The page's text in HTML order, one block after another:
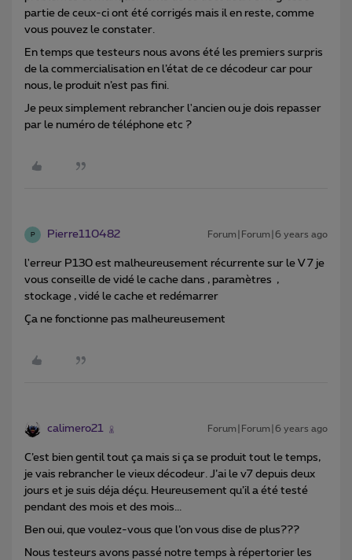
partie de ceux-ci ont été corrigés mais il en reste, comme
vous pouvez le constater.
En temps que testeurs nous avons été les premiers surpris
de la commercialisation en l’état de ce décodeur car pour
nous, le produit n’est pas fini.
Je peux simplement rebrancher l'ancien ou je dois repasser
par le numéro de téléphone etc ?
P Pierre110482 Forum|Forum|6 years ago
l'erreur P130 est malheureusement récurrente sur le V 7 je
vous conseille de vidé le cache dans , paramètres ,
stockage , vidé le cache et redémarrer
Ça ne fonctionne pas malheureusement
calimero21 Forum|Forum|6 years ago
C’est bien gentil tout ça mais si ça se produit tout le temps,
je vais rebrancher le vieux décodeur. J’ai le v7 depuis deux
jours et je suis déja déçu. Heureusement qu’il a été testé
pendant des mois et des mois...
Ben oui, que voulez-vous que l’on vous dise de plus???
Nous testeurs avons passé notre temps à répertorier les